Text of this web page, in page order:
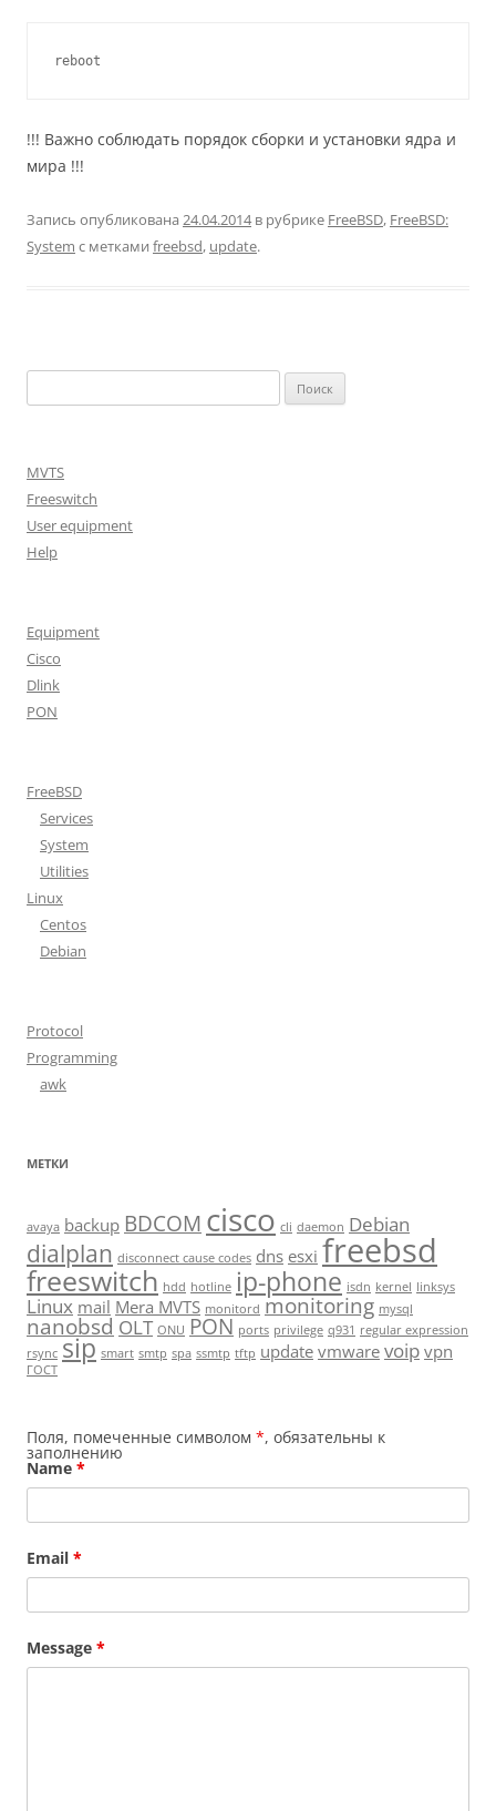
!!! Важно соблюдать порядок сборки и установки ядра и
мира !!!
Запись опубликована 24.04.2014в рубрике FreeBSD, FreeBSD:
System с метками freebsd, update.
MVTS
Freeswitch
User equipment
Help
Equipment
Cisco
Dlink
PON
FreeBSD
Services
System
Utilities
Linux
Centos
Debian
Protocol
Programming
awk
МЕТКИ
avaya backup BDCOM cisco cli daemon Debian
dialplan disconnect cause codes dns esxi freebsd
freeswitch hdd hotline ip-phone isdn kernel linksys
Linux mail Mera MVTS monitord monitoring mysql
nanobsd OLT ONU PON ports privilege q931 regular expression
rsync sip smart smtp spa ssmtp tftp update vmware voip vpn
ГОСТ
Поля, помеченные символом *, обязательны к
заполнению
Name *
Email *
Message *